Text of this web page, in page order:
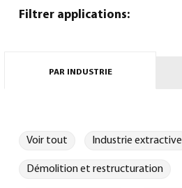
0
Filtrer applications:
PAR INDUSTRIE
Voir tout Industrie extractive
Démolition et restructuration